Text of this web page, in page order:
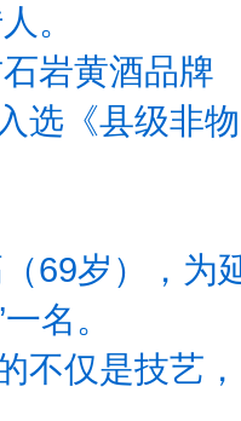
。
岩黄酒品牌
选《县级非
69岁），为
名。
不仅是技艺